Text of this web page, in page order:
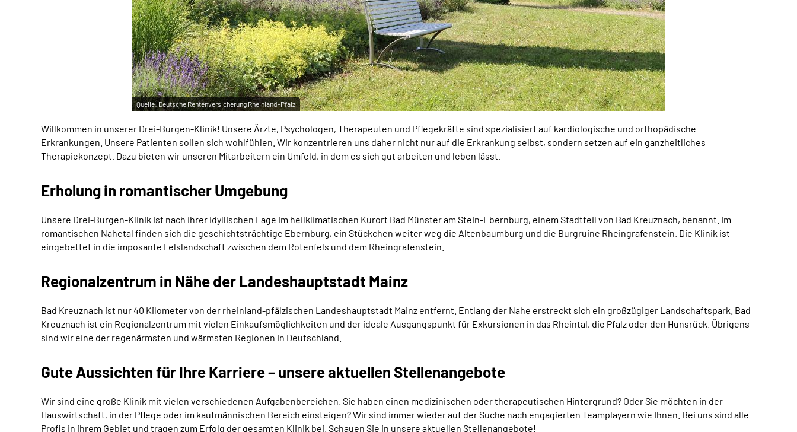
Quelle: Deutsche Rentenversicherung Rheinland-Pfalz
Willkommen in unserer Drei-Burgen-Klinik! Unsere Ärzte, Psychologen, Therapeuten und Pflegekräfte sind spezialisiert auf kardiologische und orthopädische
Erkrankungen. Unsere Patienten sollen sich wohlfühlen. Wir konzentrieren uns daher nicht nur auf die Erkrankung selbst, sondern setzen auf ein ganzheitliches
Therapiekonzept. Dazu bieten wir unseren Mitarbeitern ein Umfeld, in dem es sich gut arbeiten und leben lässt.
Erholung in romantischer Umgebung
Unsere Drei-Burgen-Klinik ist nach ihrer idyllischen Lage im heilklimatischen Kurort Bad Münster am Stein-Ebernburg, einem Stadtteil von Bad Kreuznach, benannt. Im
romantischen Nahetal finden sich die geschichtsträchtige Ebernburg, ein Stückchen weiter weg die Altenbaumburg und die Burgruine Rheingrafenstein. Die Klinik ist
eingebettet in die imposante Felslandschaft zwischen dem Rotenfels und dem Rheingrafenstein.
Regionalzentrum in Nähe der Landeshauptstadt Mainz
Bad Kreuznach ist nur 40 Kilometer von der rheinland-pfälzischen Landeshauptstadt Mainz entfernt. Entlang der Nahe erstreckt sich ein großzügiger Landschaftspark. Bad
Kreuznach ist ein Regionalzentrum mit vielen Einkaufsmöglichkeiten und der ideale Ausgangspunkt für Exkursionen in das Rheintal, die Pfalz oder den Hunsrück. Übrigens
sind wir eine der regenärmsten und wärmsten Regionen in Deutschland.
Gute Aussichten für Ihre Karriere – unsere aktuellen Stellenangebote
Wir sind eine große Klinik mit vielen verschiedenen Aufgabenbereichen. Sie haben einen medizinischen oder therapeutischen Hintergrund? Oder Sie möchten in der
Hauswirtschaft, in der Pflege oder im kaufmännischen Bereich einsteigen? Wir sind immer wieder auf der Suche nach engagierten Teamplayern wie Ihnen. Bei uns sind alle
Profis in ihrem Gebiet und tragen zum Erfolg der gesamten Klinik bei. Schauen Sie in unsere aktuellen Stellenangebote!